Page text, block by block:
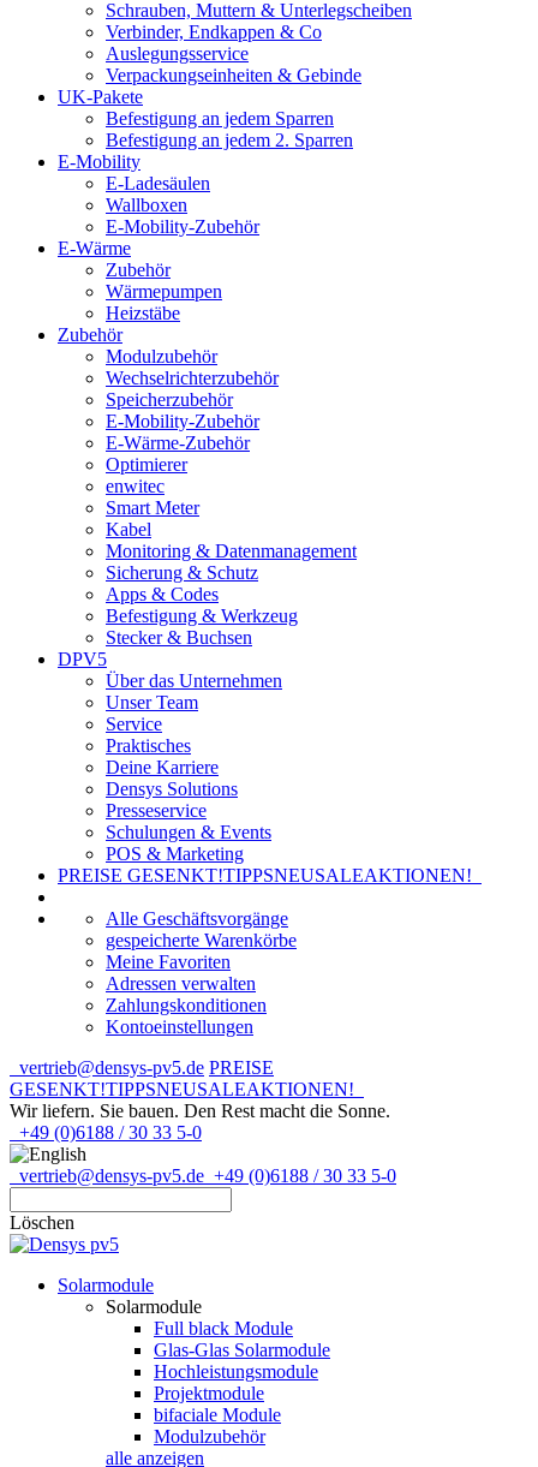
Schrauben, Muttern & Unterlegscheiben
Verbinder, Endkappen & Co
Auslegungsservice
Verpackungseinheiten & Gebinde
UK-Pakete
Befestigung an jedem Sparren
Befestigung an jedem 2. Sparren
E-Mobility
E-Ladesäulen
Wallboxen
E-Mobility-Zubehör
E-Wärme
Zubehör
Wärmepumpen
Heizstäbe
Zubehör
Modulzubehör
Wechselrichterzubehör
Speicherzubehör
E-Mobility-Zubehör
E-Wärme-Zubehör
Optimierer
enwitec
Smart Meter
Kabel
Monitoring & Datenmanagement
Sicherung & Schutz
Apps & Codes
Befestigung & Werkzeug
Stecker & Buchsen
DPV5
Über das Unternehmen
Unser Team
Service
Praktisches
Deine Karriere
Densys Solutions
Presseservice
Schulungen & Events
POS & Marketing
PREISE GESENKT!TIPPSNEUSALEAKTIONEN!
Alle Geschäftsvorgänge
gespeicherte Warenkörbe
Meine Favoriten
Adressen verwalten
Zahlungskonditionen
Kontoeinstellungen
vertrieb@densys-pv5.de PREISE
GESENKT!TIPPSNEUSALEAKTIONEN!
Wir liefern. Sie bauen. Den Rest macht die Sonne.
+49 (0)6188 / 30 33 5-0
vertrieb@densys-pv5.de +49 (0)6188 / 30 33 5-0
Löschen
Solarmodule
Solarmodule
Full black Module
Glas-Glas Solarmodule
Hochleistungsmodule
Projektmodule
bifaciale Module
Modulzubehör
alle anzeigen